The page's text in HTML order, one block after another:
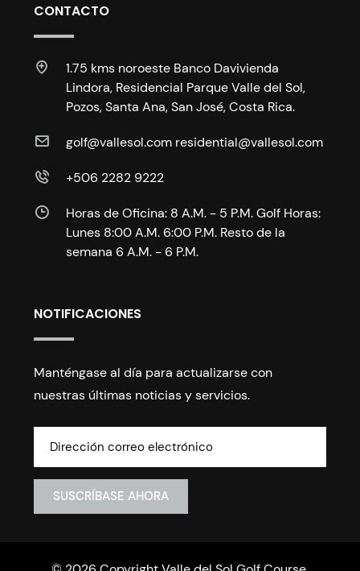
CONTACTO
1.75 kms noroeste Banco Davivienda
Lindora, Residencial Parque Valle del Sol,
Pozos, Santa Ana, San José, Costa Rica.
golf@vallesol.com residential@vallesol.com
+506 2282 9222
Horas de Oficina: 8 A.M. - 5 P.M. Golf Horas:
Lunes 8:00 A.M. 6:00 P.M. Resto de la
semana 6 A.M. - 6 P.M.
NOTIFICACIONES
Manténgase al día para actualizarse con
nuestras últimas noticias y servicios.